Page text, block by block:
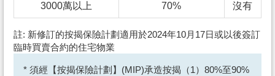
3000萬以上 70% 沒有
註: 新修訂的按揭保險計劃適用於2024年10月17日或以後簽訂
臨時買賣合約的住宅物業
* 須經【按揭保險計劃】(MIP)承造按揭（1）80%至90%